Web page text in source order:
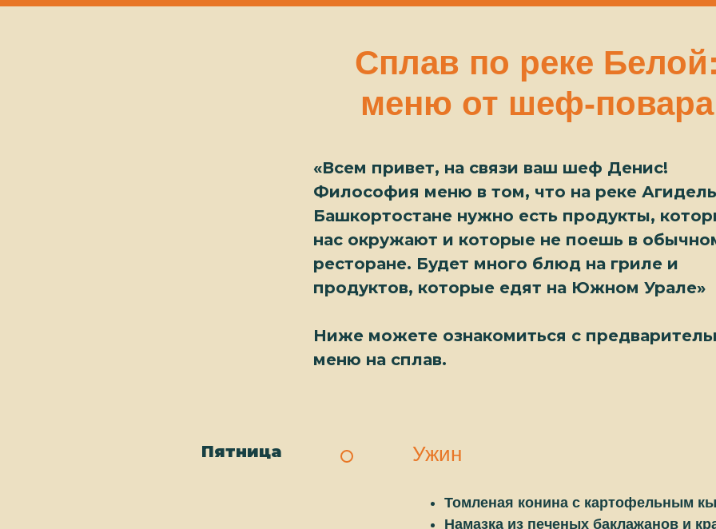
Сплав по реке Белой:
меню от шеф-повара
«Всем привет, на связи ваш шеф Денис!
Философия меню в том, что на реке
Башкортостане нужно есть продукты,
нас окружают и которые не поешь в
ресторане. Будет много блюд на гриле и
продуктов, которые едят на Южном Урале»
Ниже можете ознакомиться с
меню на сплав.
Пятница Ужин
Томленая конина с картофельным
Намазка из печеных баклажанов и